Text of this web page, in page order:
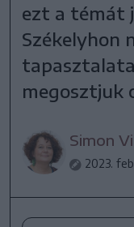
ezt a témát
Székelyhon
megosztjuk
Simon
2023.